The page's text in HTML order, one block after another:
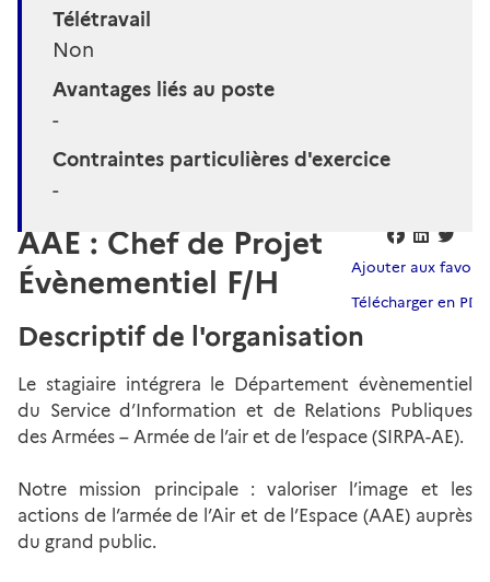
Télétravail
Non
Avantages liés au poste
-
Contraintes particulières d'exercice
-
AAE : Chef de Projet
Évènementiel F/H
Ajouter aux favoris
Télécharger en PDF
Descriptif de l'organisation
Le stagiaire intégrera le Département évènementiel
du Service d’Information et de Relations Publiques
des Armées – Armée de l’air et de l’espace (SIRPA-AE).
Notre mission principale : valoriser l’image et les
actions de l’armée de l’Air et de l’Espace (AAE) auprès
du grand public.